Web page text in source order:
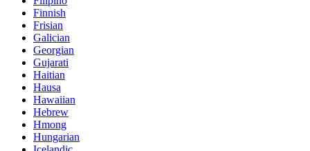
Finnish
Frisian
Galician
Georgian
Gujarati
Haitian
Hausa
Hawaiian
Hebrew
Hmong
Hungarian